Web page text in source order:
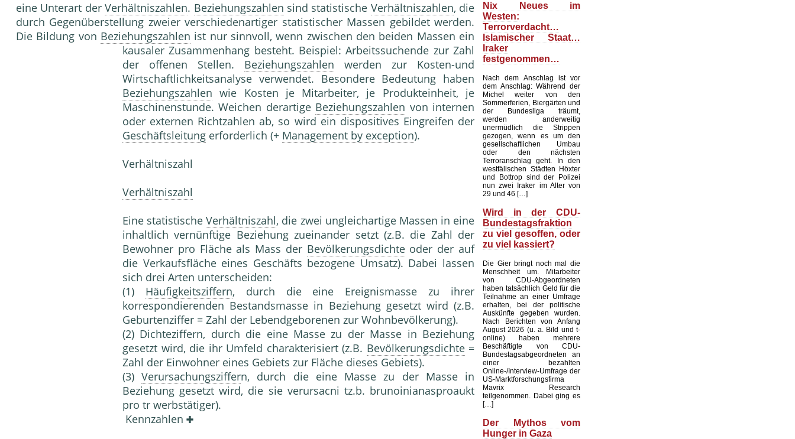
eine Unterart derVerhältniszahlen. Beziehungszahlen sind statistische Verhältniszahlen, die
durch Gegenüberstellung zweier verschiedenartiger statistischer Massen gebildet werden.
Die Bildung von Beziehungszahlen ist nur sinnvoll, wenn zwischen den beiden Massen ein
kausaler Zusammenhang besteht. Beispiel: Arbeitssuchende zur Zahl
der offenen Stellen. Beziehungszahlen werden zur Kosten-und
Wirtschaftlichkeitsanalyse verwendet. Besondere Bedeutung haben
Beziehungszahlen wie Kosten je Mitarbeiter, je Produkteinheit, je
Maschinenstunde. Weichen derartige Beziehungszahlen von internen
oder externen Richtzahlen ab, so wird ein dispositives Eingreifen der
Geschäftsleitung erforderlich (+ Management by exception).
Verhältniszahl
Verhältniszahl
Eine statistischeVerhältniszahl, die zwei ungleichartige Massen in eine
inhaltlich vernünftige Beziehung zueinander setzt (z.B. die Zahl der
Bewohner pro Fläche als Mass der Bevölkerungsdichteoder der auf
die Ver­kaufsfläche eines Geschäfts bezogene Umsatz). Dabei lassen
sich drei Arten unterscheiden:
(1) Häufigkeitsziffern, durch die eine Ereignis­masse zu ihrer
korrespondierenden Bestands­masse in Beziehung gesetzt wird (z.B.
Geburten­ziffer = Zahl der Lebendgeborenen zur Wohn­bevölkerung).
(2) Dichteziffern, durch die eine Masse zu der Masse in Beziehung
gesetzt wird, die ihr Umfeld charakterisiert (z.B. Bevölkerungsdichte=
Zahl der Einwohner eines Gebiets zur Fläche dieses Gebiets).
(3)Verursachungsziffern, durch die eine Masse zu der Masse in
Beziehung gesetzt wird, die sie verursacni tz.b. brunoinianasproaukt
pro tr werbstätiger).
Kennzahlen
Nix Neues im
Westen:
Terrorverdacht…
Islamischer Staat…
Iraker
festgenommen…
Nach dem Anschlag ist vor
dem Anschlag: Während der
Michel weiter von den
Sommerferien, Biergärten und
der Bundesliga träumt,
werden anderweitig
unermüdlich die Strippen
gezogen, wenn es um den
gesellschaftlichen Umbau
oder den nächsten
Terroranschlag geht. In den
westfälischen Städten Höxter
und Bottrop sind der Polizei
nun zwei Iraker im Alter von
29 und 46 […]
Wird in der CDU-
Bundestagsfraktion
zu viel gesoffen, oder
zu viel kassiert?
Die Gier bringt noch mal die
Menschheit um. Mitarbeiter
von CDU-Abgeordneten
haben tatsächlich Geld für die
Teilnahme an einer Umfrage
erhalten, bei der politische
Auskünfte gegeben wurden.
Nach Berichten von Anfang
August 2026 (u. a. Bild und t-
online) haben mehrere
Beschäftigte von CDU-
Bundestagsabgeordneten an
einer bezahlten
Online-/Interview-Umfrage der
US-Marktforschungsfirma
Mavrix Research
teilgenommen. Dabei ging es
[…]
Der Mythos vom
Hunger in Gaza